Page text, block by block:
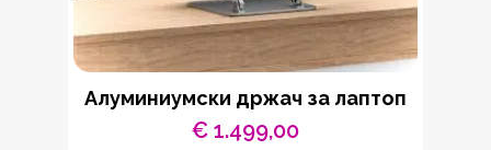
Aлуминиумски држач за лаптоп
€ 1.499,00